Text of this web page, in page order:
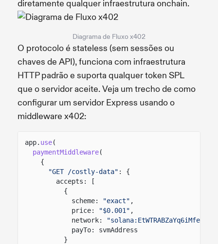
diretamente qualquer infraestrutura onchain.
Diagrama de Fluxo x402
O protocolo é stateless (sem sessões ou
chaves de API), funciona com infraestrutura
HTTP padrão e suporta qualquer token SPL
que o servidor aceite. Veja um trecho de como
configurar um servidor Express usando o
middleware x402:
app. use(
paymentMiddleware(
{
"GET /costly-data" : {
accepts: [
{
scheme:
"exact" ,
price:
"$0.001" ,
network:
payTo: svmAddress
}